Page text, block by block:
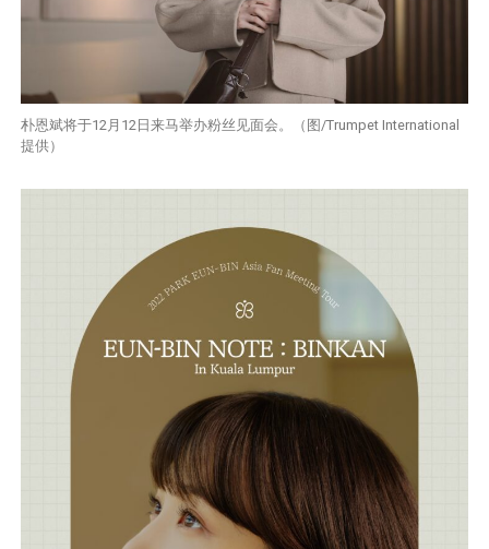
朴恩斌将于12月12日来马举办粉丝见面会。（图/Trumpet International
提供）